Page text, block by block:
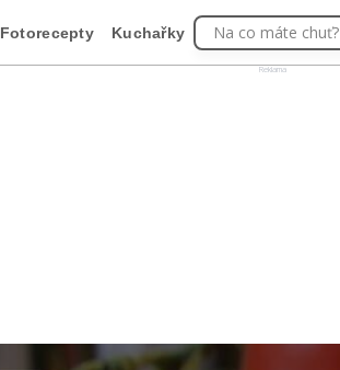
Reklama
Fotorecepty Kuchařky Na co máte chuť?